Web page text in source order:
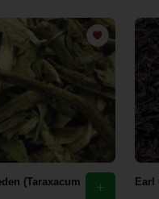
(Taraxacum
Earl